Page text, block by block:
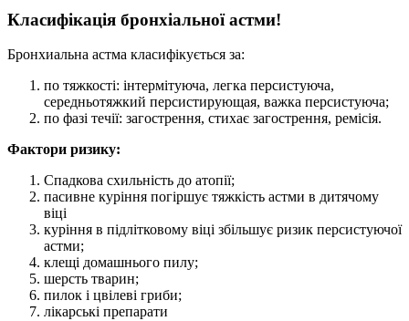
Класифікація бронхіальної астми!
Бронхиальна астма класифікується за:
по тяжкості: інтермітуюча, легка персистуюча,
середньотяжкий персистирующая, важка персистуюча;
по фазі течії: загострення, стихає загострення, ремісія.
Фактори ризику:
Спадкова схильність до атопії;
пасивне куріння погіршує тяжкість астми в дитячому
віці
куріння в підлітковому віці збільшує ризик персистуючої
астми;
клещі домашнього пилу;
шерсть тварин;
пилок і цвілеві гриби;
лікарські препарати